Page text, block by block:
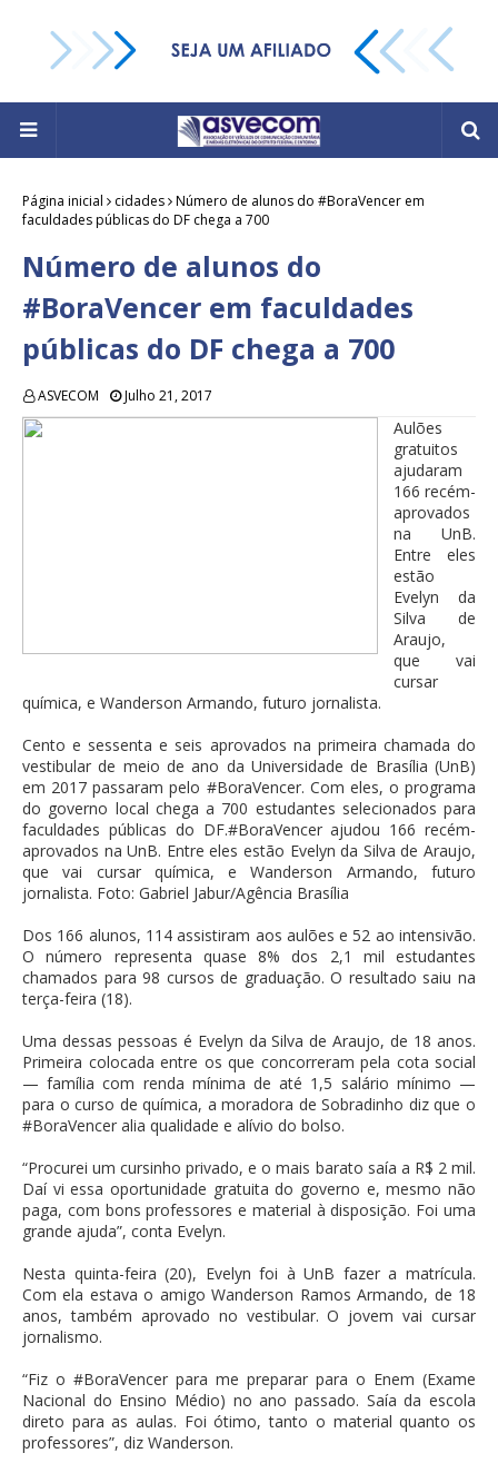
Página inicial cidades Número de alunos do #BoraVencer em
faculdades públicas do DF chega a 700
Número de alunos do
#BoraVencer em faculdades
públicas do DF chega a 700
ASVECOM Julho 21, 2017
Aulões
gratuitos
ajudaram
166 recém-
aprovados
na UnB.
Entre eles
estão
Evelyn da
Silva de
Araujo,
que vai
cursar
química, e Wanderson Armando, futuro jornalista.
Cento e sessenta e seis aprovados na primeira chamada do
vestibular de meio de ano da Universidade de Brasília (UnB)
em 2017 passaram pelo #BoraVencer. Com eles, o programa
do governo local chega a 700 estudantes selecionados para
faculdades públicas do DF.#BoraVencer ajudou 166 recém-
aprovados na UnB. Entre eles estão Evelyn da Silva de Araujo,
que vai cursar química, e Wanderson Armando, futuro
jornalista. Foto: Gabriel Jabur/Agência Brasília
Dos 166 alunos, 114 assistiram aos aulões e 52 ao intensivão.
O número representa quase 8% dos 2,1 mil estudantes
chamados para 98 cursos de graduação. O resultado saiu na
terça-feira (18).
Uma dessas pessoas é Evelyn da Silva de Araujo, de 18 anos.
Primeira colocada entre os que concorreram pela cota social
— família com renda mínima de até 1,5 salário mínimo —
para o curso de química, a moradora de Sobradinho diz que o
#BoraVencer alia qualidade e alívio do bolso.
“Procurei um cursinho privado, e o mais barato saía a R$ 2 mil.
Daí vi essa oportunidade gratuita do governo e, mesmo não
paga, com bons professores e material à disposição. Foi uma
grande ajuda”, conta Evelyn.
Nesta quinta-feira (20), Evelyn foi à UnB fazer a matrícula.
Com ela estava o amigo Wanderson Ramos Armando, de 18
anos, também aprovado no vestibular. O jovem vai cursar
jornalismo.
“Fiz o #BoraVencer para me preparar para o Enem (Exame
Nacional do Ensino Médio) no ano passado. Saía da escola
direto para as aulas. Foi ótimo, tanto o material quanto os
professores”, diz Wanderson.